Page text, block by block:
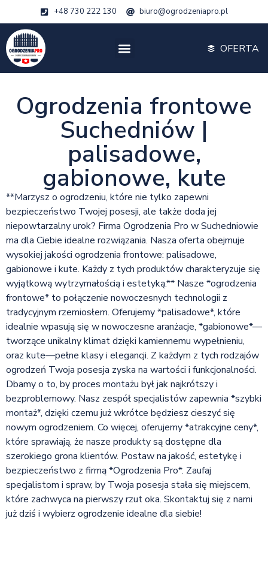
+48 730 222 130 biuro@ogrodzeniapro.pl
OFERTA
Ogrodzenia frontowe
Suchedniów |
palisadowe,
gabionowe, kute
**Marzysz o ogrodzeniu, które nie tylko zapewni
bezpieczeństwo Twojej posesji, ale także doda jej
niepowtarzalny urok? Firma Ogrodzenia Pro w Suchedniowie
ma dla Ciebie idealne rozwiązania. Nasza oferta obejmuje
wysokiej jakości ogrodzenia frontowe: palisadowe,
gabionowe i kute. Każdy z tych produktów charakteryzuje się
wyjątkową wytrzymałością i estetyką.** Nasze *ogrodzenia
frontowe* to połączenie nowoczesnych technologii z
tradycyjnym rzemiosłem. Oferujemy *palisadowe*, które
idealnie wpasują się w nowoczesne aranżacje, *gabionowe*—
tworzące unikalny klimat dzięki kamiennemu wypełnieniu,
oraz kute—pełne klasy i elegancji. Z każdym z tych rodzajów
ogrodzeń Twoja posesja zyska na wartości i funkcjonalności.
Dbamy o to, by proces montażu był jak najkrótszy i
bezproblemowy. Nasz zespół specjalistów zapewnia *szybki
montaż*, dzięki czemu już wkrótce będziesz cieszyć się
nowym ogrodzeniem. Co więcej, oferujemy *atrakcyjne ceny*,
które sprawiają, że nasze produkty są dostępne dla
szerokiego grona klientów. Postaw na jakość, estetykę i
bezpieczeństwo z firmą *Ogrodzenia Pro*. Zaufaj
specjalistom i spraw, by Twoja posesja stała się miejscem,
które zachwyca na pierwszy rzut oka. Skontaktuj się z nami
już dziś i wybierz ogrodzenie idealne dla siebie!